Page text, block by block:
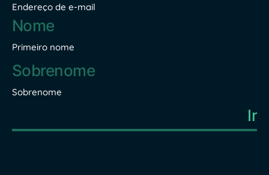
mail*
Endereço de e-mail
Nome
Primeiro nome
Sobrenome